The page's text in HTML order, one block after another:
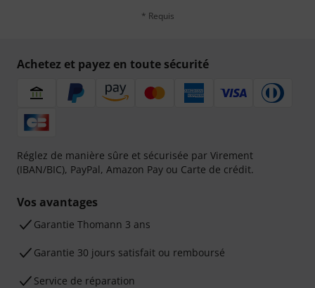
* Requis
Achetez et payez en toute sécurité
Réglez de manière sûre et sécurisée par Virement
(IBAN/BIC), PayPal, Amazon Pay ou Carte de crédit.
Vos avantages
Ga­ran­tie Thomann 3 ans
Garantie 30 jours satisfait ou remboursé
Service de réparation